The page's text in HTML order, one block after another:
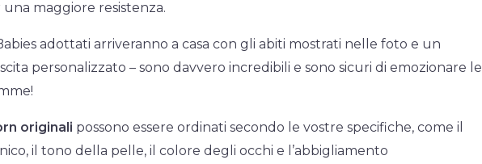
maggiore resistenza.
adottati arriveranno a casa con gli abiti mostrati nelle foto e un
personalizzato – sono davvero incredibili e sono sicuri di emozionare le
originali possono essere ordinati secondo le vostre specifiche, come il
il tono della pelle, il colore degli occhi e l’abbigliamento